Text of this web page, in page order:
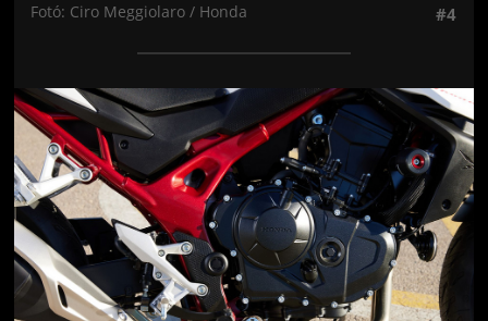
Fotó: Ciro Meggiolaro / Honda #4
Jön még kép!